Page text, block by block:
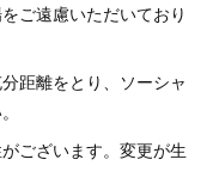
ご遠慮いただいており
距離をとり、ソーシャ
ございます。変更が生